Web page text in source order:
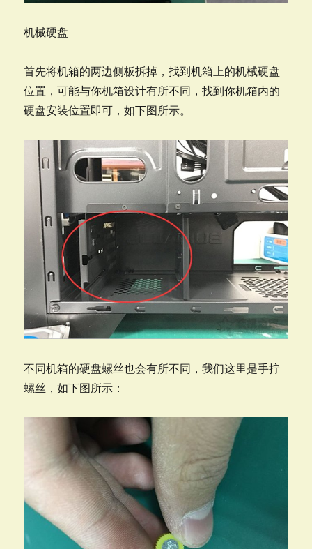
机械硬盘
首先将机箱的两边侧板拆掉，找到机箱上的机械硬盘
位置，可能与你机箱设计有所不同，找到你机箱内的
硬盘安装位置即可，如下图所示。
不同机箱的硬盘螺丝也会有所不同，我们这里是手拧
螺丝，如下图所示：